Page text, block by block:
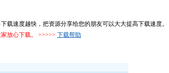
载速度越快，把资源分享给您的朋友可以大大提高下载速度。
放心下载。 >>>>> 下载帮助